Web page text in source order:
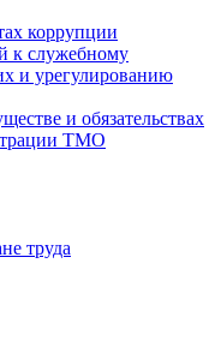
коррупции
к служебному
и урегулированию
и обязательствах
ТМО
труда